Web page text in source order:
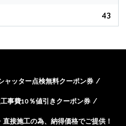
43
ャッター点検無料クーポン券
事費10％値引きクーポン券
接施工の為、納得価格でご提供！